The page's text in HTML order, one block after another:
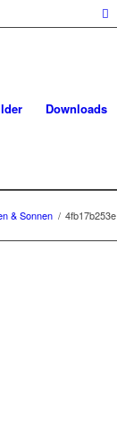
Downloads
& Sonnen / 4fb17b253e